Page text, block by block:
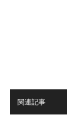
関連記事